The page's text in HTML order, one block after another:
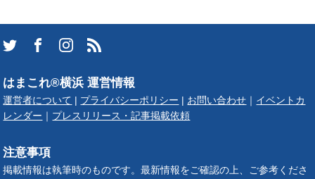
はまこれ®横浜 運営情報
運営者について | プライバシーポリシー | お問い合わせ ｜ イベントカ
レンダー ｜ プレスリリース・記事掲載依頼
注意事項
掲載情報は執筆時のものです。最新情報をご確認の上、ご参考くださ